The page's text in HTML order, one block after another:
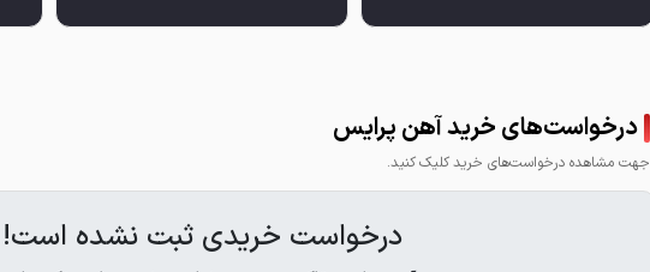
درخواست‌های خرید آهن پرایس
جهت مشاهده درخواست‌های خرید کلیک کنید.
درخواست خریدی ثبت نشده است!